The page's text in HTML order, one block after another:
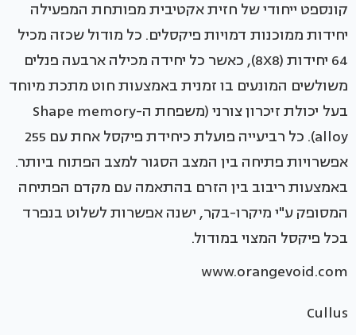
קונספט ייחודי של חזית אקטיבית מפותחת המפעילה
יחידות ממוכנות דמויות פיקסלים. כל מודול שכזה מכיל
64 יחידות (8X8), כאשר כל יחידה מכילה ארבעה פנלים
משולשים המונעים בו זמנית באמצעות חוט מתכת מיוחד
בעל יכולת זיכרון צורני (משפחת ה-Shape memory
alloy). כל רביעייה פועלת כיחידת פיקסל אחת עם 255
אפשרויות פתיחה בין המצב הסגור למצב הפתוח ביותר.
באמצעות ריבוב בין הזרם בהתאמה עם מקדם הפתיחה
המסופק ע"י מיקרו-בקר, ישנה אפשרות לשלוט בנפרד
בכל פיקסל המצוי במודול.
www.orangevoid.com
Cullus